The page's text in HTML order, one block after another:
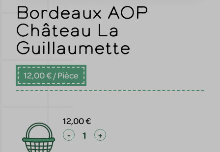
Bordeaux AOP
Château La
Guillaumette
12,00 €/ Pièce
12,00 €
- +